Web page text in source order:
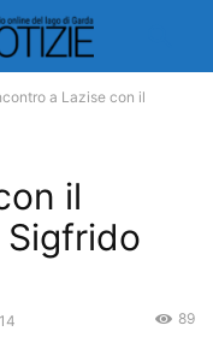
a Lazise con il
il
Sigfrido
89